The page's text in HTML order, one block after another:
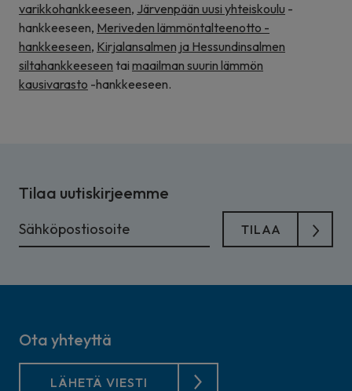
varikkohankkeeseen, Järvenpään uusi yhteiskoulu -
hankkeeseen, Meriveden lämmöntalteenotto -
hankkeeseen, Kirjalansalmen ja Hessundinsalmen
siltahankkeeseen tai maailman suurin lämmön
kausivarasto -hankkeeseen.
Tilaa uutiskirjeemme
Ota yhteyttä
LÄHETÄ VIESTI